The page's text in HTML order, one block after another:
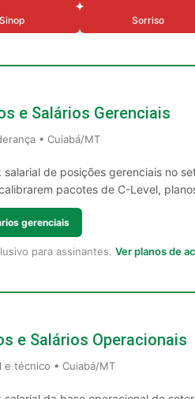
Sinop Sorriso
e Salários Gerenciais
• Cuiabá/MT
salarial de posições gerenciais no
pacotes de C-Level,
gerenciais
para assinantes. Ver planos de
e Salários Operacionais
e técnico • Cuiabá/MT